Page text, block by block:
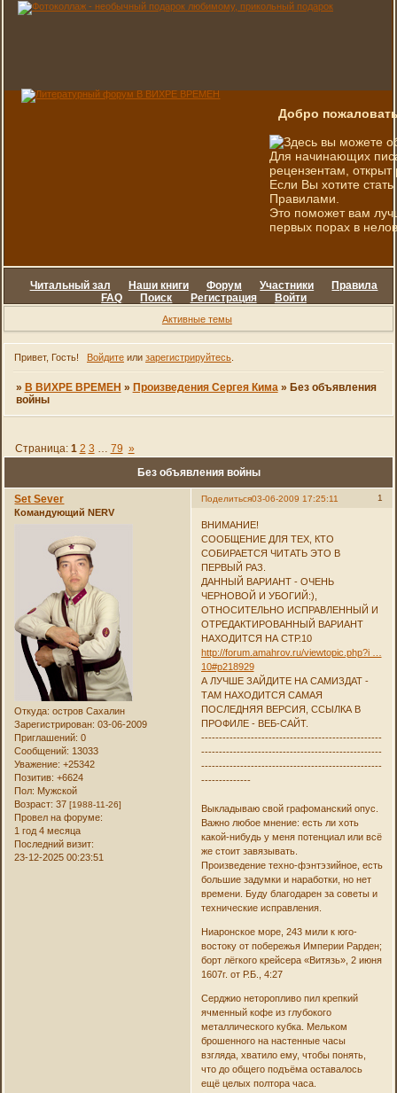
Добро
Здесь вы можете
Для начинающих
рецензентам, открыт
Если Вы хотите
Правилами.
Это поможет вам
первых порах в
Читальный зал Наши книги Форум Участники
Правила
FAQ
Поиск Регистрация Войти
Активные темы
Привет, Гость! Войдитеили зарегистрируйтесь.
» В ВИХРЕ ВРЕМЕН » Произведения Сергея Кима » Без объявления
войны
Без объявления войны
Страница: 1 2 3 … 79 »
Поделиться 1
03-06-2009 17:25:11
Set Sever
Командующий NERV
Откуда: остров Сахалин
Зарегистрирован: 03-06-2009
Приглашений: 0
Сообщений: 13033
Уважение: +25342
Позитив: +6624
Пол: Мужской
Возраст: 37[1988-11-26]
Провел на форуме:
1 год 4 месяца
Последний визит:
23-12-2025 00:23:51
ВНИМАНИЕ!
СООБЩЕНИЕ ДЛЯ ТЕХ, КТО
СОБИРАЕТСЯ ЧИТАТЬ ЭТО В
ПЕРВЫЙ РАЗ.
ДАННЫЙ ВАРИАНТ - ОЧЕНЬ
ЧЕРНОВОЙ И УБОГИЙ:),
ОТНОСИТЕЛЬНО ИСПРАВЛЕННЫЙ И
ОТРЕДАКТИРОВАННЫЙ ВАРИАНТ
НАХОДИТСЯ НА СТР.10
http://forum.amahrov.ru/viewtopic.php?i …
10#p218929
А ЛУЧШЕ ЗАЙДИТЕ НА САМИЗДАТ -
ТАМ НАХОДИТСЯ САМАЯ
ПОСЛЕДНЯЯ ВЕРСИЯ, ССЫЛКА В
ПРОФИЛЕ - ВЕБ-САЙТ.
---------------------------------------------------
---------------------------------------------------
---------------------------------------------------
--------------
Выкладываю свой графоманский опус.
Важно любое мнение: есть ли хоть
какой-нибудь у меня потенциал или всё
же стоит завязывать.
Произведение техно-фэнтэзийное, есть
большие задумки и наработки, но нет
времени. Буду благодарен за советы и
технические исправления.
Ниаронское море, 243 мили к юго-
востоку от побережья Империи Рарден;
борт лёгкого крейсера «Витязь», 2 июня
1607г. от Р.Б., 4:27
Серджио неторопливо пил крепкий
ячменный кофе из глубокого
металлического кубка. Мельком
брошенного на настенные часы
взгляда, хватило ему, чтобы понять,
что до общего подъёма оставалось
ещё целых полтора часа.